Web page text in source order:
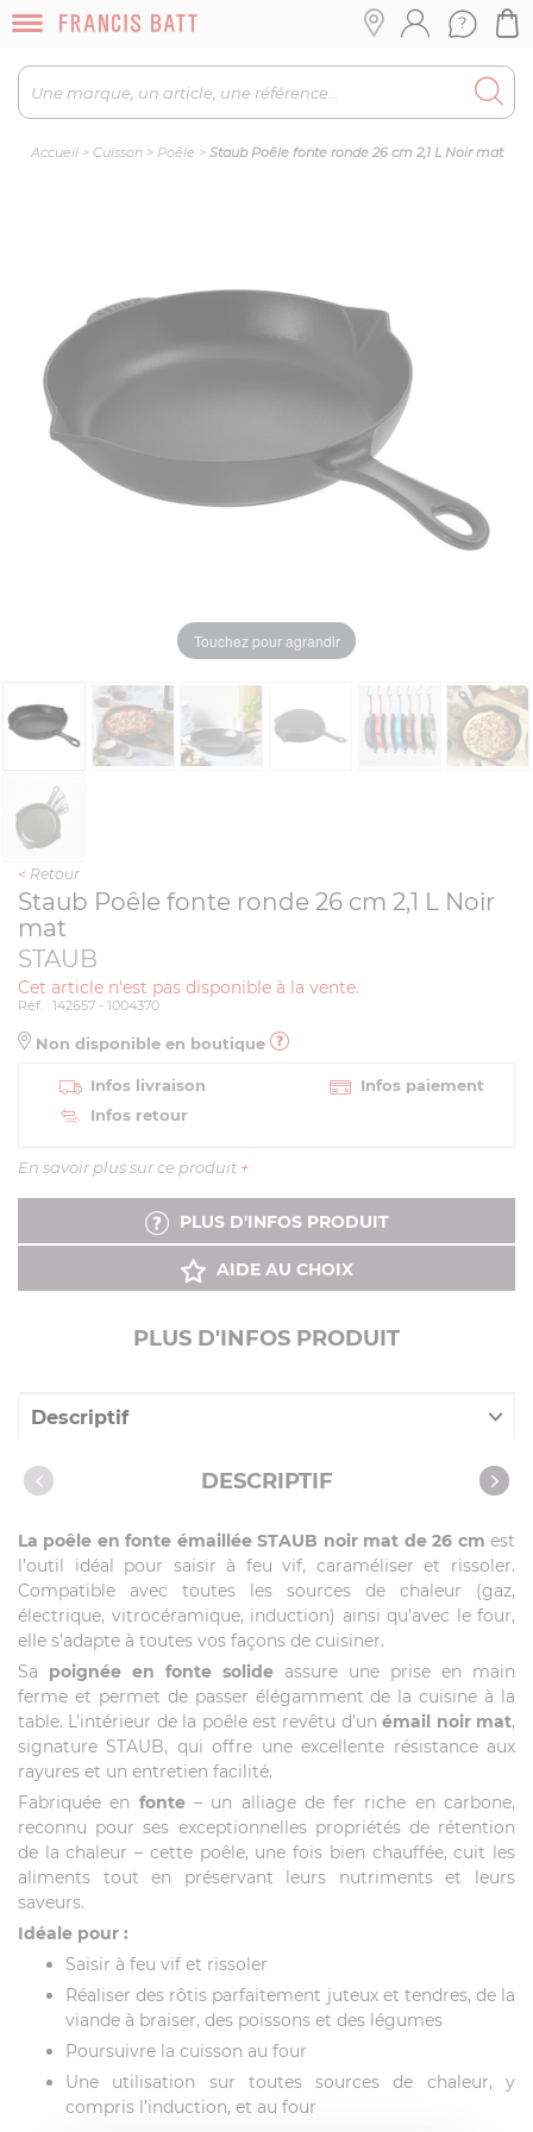
Accueil> Cuisson> Poêle > Staub Poêle fonte ronde 26 cm 2,1 L Noir mat
Touchez pour agrandir
< Retour
Staub Poêle fonte ronde 26 cm 2,1 L Noir
mat
STAUB
Cet article n'est pas disponible à la vente.
Réf. : 142657 - 1004370
Non disponible en boutique
Infos livraison
Infos paiement
Infos retour
En savoir plus sur ce produit +
PLUS D'INFOS PRODUIT
AIDE AU CHOIX
PLUS D'INFOS PRODUIT
Descriptif
Caractéristiques DESCRIPTIF
La poêle en fonte émaillée STAUB noir mat de 26 cm est
l’outil idéal pour saisir à feu vif, caraméliser et rissoler.
Compatible avec toutes les sources de chaleur (gaz,
électrique, vitrocéramique, induction) ainsi qu’avec le four,
elle s’adapte à toutes vos façons de cuisiner.
Sa poignée en fonte solide assure une prise en main
ferme et permet de passer élégamment de la cuisine à la
table. L’intérieur de la poêle est revêtu d’unémail noir mat,
signature STAUB, qui offre une excellente résistance aux
rayures et un entretien facilité.
Fabriquée en fonte– un alliage de fer riche en carbone,
reconnu pour ses exceptionnelles propriétés de rétention
de la chaleur – cette poêle, une fois bien chauffée, cuit les
aliments tout en préservant leurs nutriments et leurs
saveurs.
Idéale pour :
Saisir à feu vif et rissoler
Réaliser des rôtis parfaitement juteux et tendres, de la
viande à braiser, des poissons et des légumes
Poursuivre la cuisson au four
Une utilisation sur toutes sources de chaleur, y
compris l’induction, et au four